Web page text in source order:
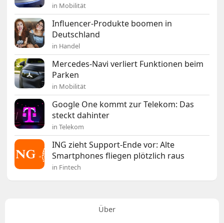
in Mobilität
Influencer-Produkte boomen in
Deutschland
in Handel
Mercedes-Navi verliert Funktionen beim
Parken
in Mobilität
Google One kommt zur Telekom: Das
steckt dahinter
in Telekom
ING zieht Support-Ende vor: Alte
Smartphones fliegen plötzlich raus
in Fintech
Über